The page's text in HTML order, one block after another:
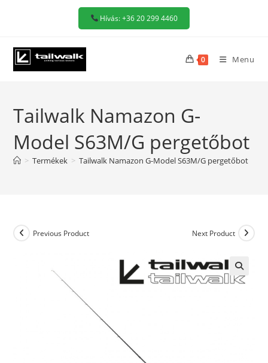
Hívás: +36 20 299 4460
0 Menu
Tailwalk Namazon G-
Model S63M/G pergetőbot
> Termékek > Tailwalk Namazon G-Model S63M/G pergetőbot
Previous Product Next Product